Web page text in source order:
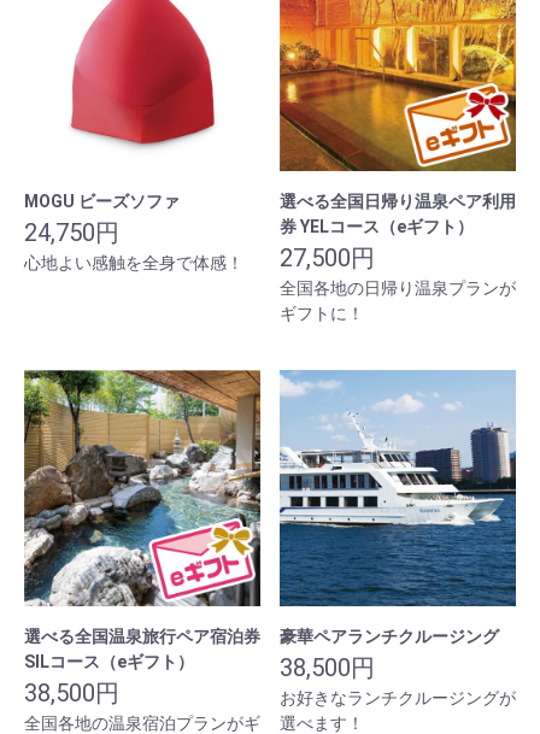
MOGU ビーズソファ
24,750円
心地よい感触を全身で体感！
選べる全国日帰り温泉ペア利用
券 YELコース（eギフト）
27,500円
全国各地の日帰り温泉プランが
ギフトに！
選べる全国温泉旅行ペア宿泊券
SILコース（eギフト）
38,500円
全国各地の温泉宿泊プランがギ
豪華ペアランチクルージング
38,500円
お好きなランチクルージングが
選べます！